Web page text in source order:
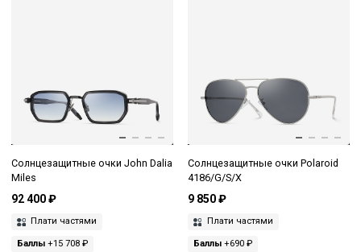
Солнцезащитные очки John Dalia
Miles
92 400 ₽
Плати частями
Баллы +15 708 ₽
Солнцезащитные очки Polaroid
4186/G/S/X
9 850 ₽
Плати частями
Баллы+690 ₽